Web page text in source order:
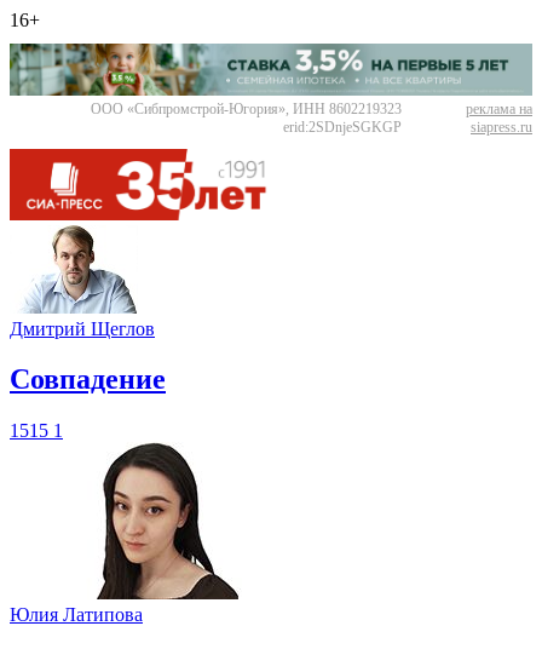
16+
ООО «Сибпромстрой-Югория», ИНН 8602219323
erid:2SDnjeSGKGP
реклама на
siapress.ru
Дмитрий Щеглов
​Совпадение
1515 1
Юлия Латипова